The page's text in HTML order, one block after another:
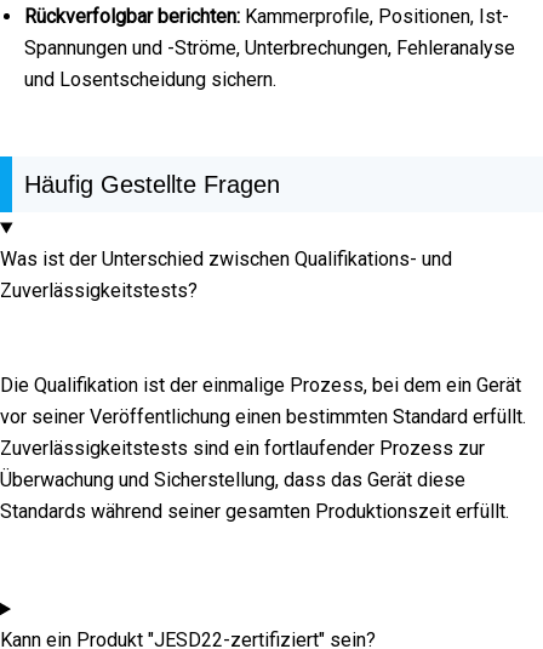
Rückverfolgbar berichten: Kammerprofile, Positionen, Ist-
Spannungen und -Ströme, Unterbrechungen, Fehleranalyse
und Losentscheidung sichern.
Häufig Gestellte Fragen
Was ist der Unterschied zwischen Qualifikations- und
Zuverlässigkeitstests?
Die Qualifikation ist der einmalige Prozess, bei dem ein Gerät
vor seiner Veröffentlichung einen bestimmten Standard erfüllt.
Zuverlässigkeitstests sind ein fortlaufender Prozess zur
Überwachung und Sicherstellung, dass das Gerät diese
Standards während seiner gesamten Produktionszeit erfüllt.
Kann ein Produkt "JESD22-zertifiziert" sein?